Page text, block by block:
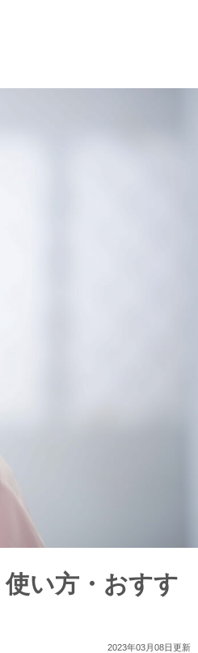
い方・おすす
2023年03月08日更新